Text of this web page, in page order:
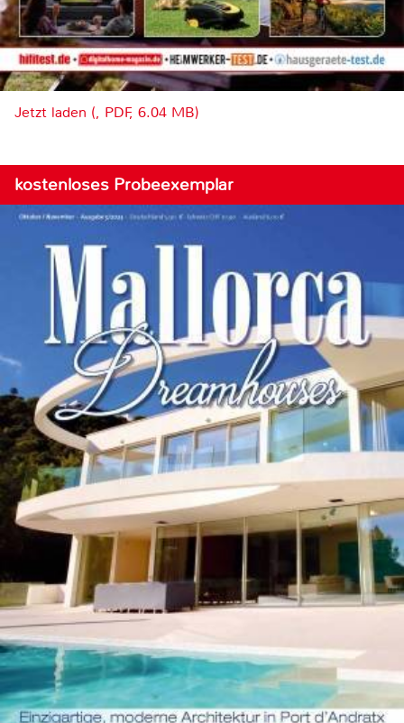
Jetzt laden (, PDF, 6.04 MB)
kostenloses Probeexemplar